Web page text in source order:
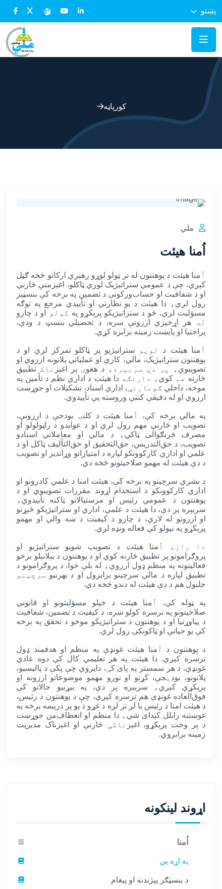
پښتو
کورپاڼه
ملي
اُمنا هیئت
اُ مناهیئت د پوهنتون له تر ټولو لوړو رهبري ارکانو څخه ګڼل
کېږي، چې د عمومي ستراتیژیک لوري ټاکلو، اغېزمنې څارنې
او د شفافیت او حساب‌ورکونې د تضمین په برخه کې بنسټیز
رول لري ،
دا هیئت د یو نظارتي او تأییدي مرجع په توګه
مسؤلیت لري، څو د ستراتیژیکو پرېکړو په کولو
او د چارو
له
هر اړخیزې ارزونې سره، د تحصیلي بنسټ د ودې،
پراختیا او پایښت زمینه برابره کړي.
اُ مناهیئت د لويو
ستراتیژیو پر ټاکلو تمرکز لري او د
پوهنتون ستراتیژیک، مالي، کاري او عملیاتي پلانونه ارزوي او
تصویبوي ، پر دې سربېره، د هغوی پر اغېز ناک تطبیق
څارنه هم کوي ، دارنګه دا هیئت د اداري نظم د تأمین په
موخه، داخلي ګومارنې، اداري اسناد، تشکیلات او جوړښت
ارزوي او له دقیقې کتنې وروسته یې تأییدوي.
په مالي برخه کې، اُ منا هیئت د کلنۍ بودجې د ارزونې،
تصویب او څارنې مهم رول لري او د عوایدو د راټولولو او
مصرف څرنګوالی ټاکي ،
د مالي او معاملاتي اسنادو
تصویب، د حق‌التدریس، حق‌التحقیق او حق‌التألیف ټاکل او د
علمي او اداري کارکوونکو لپاره د امتیازاتو وړاندیز او تصویب
د دې هیئت له مهمو صلاحیتونو څخه دي.
د بشري سرچینو په برخه کې، هیئت امنا د علمي کادرونو او
اداري کارکوونکو د استخدام اړوند مقررات تصویبوي او د
پوهنتون د عمومي رئیس او مرستیالانو ټاکنه تأییدوي ،
سربېره پر دې، دا هیئت د علمي، اداري او ستراتیژیکو څېړنو
او ارزونو له لارې، د چارو د کیفیت د ښه والي او مهمو
پرېکړو په نیولو کې فعاله ونډه لري.
دا راز، اُ مناهیئت د تصویب شویو ستراتیژیو او
پروګرامونو پر تطبیق څارنه کوي او د پوهنتون د بېلابېلو برخو
فعالیتونه په منظم ډول ارزوي ، له بلې خوا، د پروګرامونو د
تطبیق لپاره د مالي سرچینو برابرول او د بهرنیو سرچينو
جلبول هم د دې هیئت له دندو څخه دي.
په ټوله کې، اُ منا هیئت د خپلو مسؤلیتونو او قانوني
صلاحیتونو په ترسره کولو سره، د کیفیت د تضمین، شفافیت
د پیاوړتیا او د پوهنتون د ستراتیژیکو موخو د تحقق په برخه
کې یو حیاتي او ټاکونکی رول لري.
د پوهنتون د اُ مناهیئت غونډې په منظم او هدفمند ډول
ترسره کېږي. دا هیئت په هر تعلیمي کال کې دوه عادي
غونډې، د هر سمستر په پای کې، دایروي چې پکې د پالیسیو،
پلانونو، بود يجې، کړنو او نورو مهمو موضوعاتو ارزونه او
پرېکړې کېږي ،
سربېره پر دې، په بیړنیو حالاتو کې
فوق‌العاده غونډې هم ترسره کېږي، چې د پوهنتون د رئیس،
د هیئت امنا د رئیس یا لږ تر لږه د غړو د یو پر درېیمه برخه په
غوښتنه رابلل کېدای شي ، دا منظم او انعطاف‌من جوړښت
د پر وخت پرېکړو، اغېز ناکې څارنې او اغېزناک مدیریت
زمینه برابروي.
اړوند لینکونه
اُمنا
په اړه يې
د بنسټګر پېژندنه او پيغام